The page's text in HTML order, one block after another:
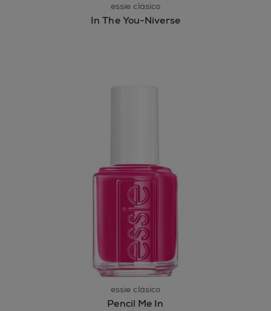
essie clásico
In The You-Niverse
essie clásico
Pencil Me In